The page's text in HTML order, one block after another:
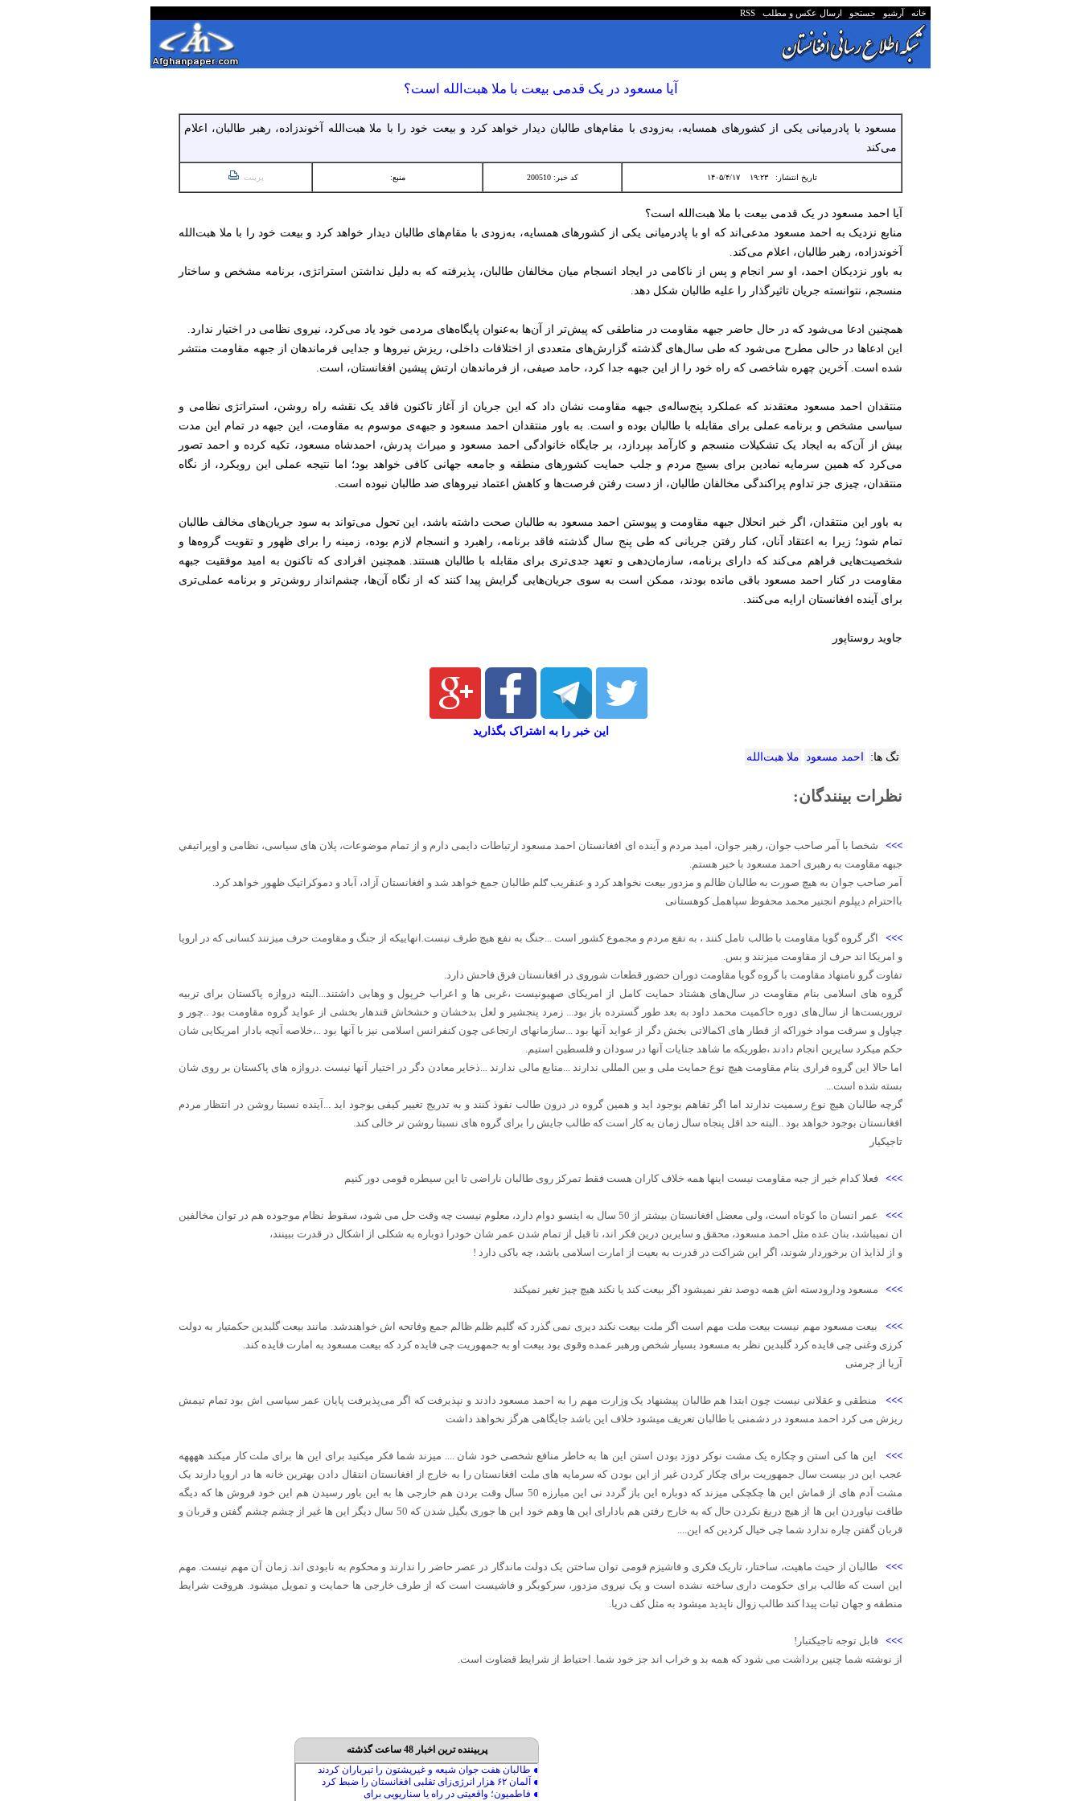
خانه آرشیو جستجو ارسال عکس و مطلب RSS
آیا مسعود در یک قدمی بیعت با ملا هبت‌الله است؟
مسعود با پادرمیانی یکی از کشورهای همسایه، به‌زودی با مقام‌های طالبان دیدار خواهد کرد و بیعت خود را با ملا هبت‌الله آخوندزاده، رهبر طالبان، اعلام
می‌کند
تاریخ انتشار:۱۹:۲۳ ۱۴۰۵/۴/۱۷ کد خبر: 200510 منبع: پرینت
آیا احمد مسعود در یک قدمی بیعت با ملا هبت‌الله است؟
منابع نزدیک به احمد مسعود مدعی‌اند که او با پادرمیانی یکی از کشورهای همسایه، به‌زودی با مقام‌های طالبان دیدار خواهد کرد و بیعت خود را با ملا هبت‌الله
آخوندزاده، رهبر طالبان، اعلام می‌کند.
به باور نزدیکان احمد، او سر انجام و پس از ناکامی در ایجاد انسجام میان مخالفان طالبان، پذیرفته که به دلیل نداشتن استراتژی، برنامه مشخص و ساختار
منسجم، نتوانسته جریان تاثیرگذار را علیه طالبان شکل دهد.
همچنین ادعا می‌شود که در حال حاضر جبهه مقاومت در مناطقی که پیش‌تر از آن‌ها به‌عنوان پایگاه‌های مردمی خود یاد می‌کرد، نیروی نظامی در اختیار ندارد.
این ادعاها در حالی مطرح می‌شود که طی سال‌های گذشته گزارش‌های متعددی از اختلافات داخلی، ریزش نیروها و جدایی فرماندهان از جبهه مقاومت منتشر
شده است. آخرین چهره شاخصی که راه خود را از این جبهه جدا کرد، حامد صیفی، از فرماندهان ارتش پیشین افغانستان، است.
منتقدان احمد مسعود معتقدند که عملکرد پنج‌ساله‌‌ی جبهه مقاومت نشان داد که این جریان از آغاز تاکنون فاقد یک نقشه راه روشن، استراتژی نظامی و
سیاسی مشخص و برنامه عملی برای مقابله با طالبان بوده و است. به باور منتقدان احمد مسعود و جبهه‌ی موسوم به مقاومت، این جبهه در تمام این مدت
بیش از آن‌که به ایجاد یک تشکیلات منسجم و کارآمد بپردازد، بر جایگاه خانوادگی احمد مسعود و میراث پدرش، احمدشاه مسعود، تکیه کرده و احمد تصور
می‌کرد که همین سرمایه نمادین برای بسیج مردم و جلب حمایت کشورهای منطقه و جامعه جهانی کافی خواهد بود؛ اما نتیجه عملی این رویکرد، از نگاه
منتقدان، چیزی جز تداوم پراکندگی مخالفان طالبان، از دست رفتن فرصت‌ها و کاهش اعتماد نیروهای ضد طالبان نبوده است.
به باور این منتقدان، اگر خبر انحلال جبهه مقاومت و پیوستن احمد مسعود به طالبان صحت داشته باشد، این تحول می‌تواند به سود جریان‌های مخالف طالبان
تمام شود؛ زیرا به اعتقاد آنان، کنار رفتن جریانی که طی پنج سال گذشته فاقد برنامه، راهبرد و انسجام لازم بوده، زمینه را برای ظهور و تقویت گروه‌ها و
شخصیت‌هایی فراهم می‌کند که دارای برنامه، سازمان‌دهی و تعهد جدی‌تری برای مقابله با طالبان هستند. همچنین افرادی که تاکنون به امید موفقیت جبهه
مقاومت در کنار احمد مسعود باقی مانده بودند، ممکن است به سوی جریان‌هایی گرایش پیدا کنند که از نگاه آن‌ها، چشم‌انداز روشن‌تر و برنامه عملی‌تری
برای آینده افغانستان ارایه می‌کنند.
جاوید روستاپور
این خبر را به اشتراک بگذارید
تگ ها: احمد مسعود ملا هبت‌الله
نظرات بینندگان:
>>> شخصا با آمر صاحب جوان، رهبر جوان، امید مردم و آینده ای افغانستان احمد مسعود ارتباطات دایمی دارم و از تمام موضوعات، پلان های سیاسی، نظامی و اوپراتیفي
جبهه مقاومت به رهبری احمد مسعود با خبر هستم.
آمر صاحب جوان به هیچ صورت به طالبان ظالم و مزدور بیعت نخواهد کرد و عنقریب ګلم طالبان جمع خواهد شد و افغانستان آزاد، آباد و دموکراتیک ظهور خواهد کرد.
بااحترام دیپلوم انجنیر محمد محفوظ سپاهمل کوهستانی
>>> اگر گروه گویا مقاومت با طالب تامل کنند ، به نفع مردم و مجموع کشور است ...جنگ به نفع هیچ طرف نیست.انهاییکه از جنگ و مقاومت حرف میزنند کسانی که در اروپا
و امریکا اند حرف از مقاومت میزنند و بس.
تفاوت گرو نامنهاد مقاومت با گروه گویا مقاومت دوران حضور قطعات شوروی در افغانستان فرق فاحش دارد.
گروه های اسلامی بنام مقاومت در سال‌های هشتاد حمایت کامل از امریکای صهیونیست ،غربی ها و اعراب خرپول و وهابی داشتند...البته دروازه پاکستان برای تربیه
تروریست‌ها از سال‌های دوره حاکمیت محمد داود به بعد طور گسترده باز بود... زمرد پنجشیر و لعل بدخشان و خشخاش قندهار بخشی از عواید گروه مقاومت بود ..چور و
چپاول و سرقت مواد خوراکه از قطار های اکمالاتی بخش دگر از عواید آنها بود ...سازمانهای ارتجاعی چون کنفرانس اسلامی نیز با آنها بود ..،خلاصه آنچه بادار امریکایی شان
حکم میکرد سایرین انجام دادند ،طوریکه ما شاهد جنایات آنها در سودان و فلسطین استیم.
اما حالا این گروه فراری بنام مقاومت هیچ نوع حمایت ملی و بین المللی ندارند ...منابع مالی ندارند ...ذخایر معادن دگر در اختیار آنها نیست .دروازه های پاکستان بر روی شان
بسته شده است...
گرچه طالبان هیچ نوع رسمیت ندارند اما اگر تفاهم بوجود اید و همین گروه در درون طالب نفوذ کنند و به تدریج تغییر کیفی بوجود اید ...آینده نسبتا روشن در انتظار مردم
افغانستان بوجود خواهد بود ..البته حد اقل پنجاه سال زمان به کار است که طالب جایش را برای گروه های نسبتا روشن تر خالی کند.
تاجیکیار
>>> فعلا کدام خیر از جبه مقاومت نیست اینها همه خلاف کاران هست فقط تمرکز روی طالبان ناراضی تا این سیطره قومی دور کنیم
>>>
عمر انسان ها کوتاه است، ولی معضل افغانستان بیشتر از 50 سال به اینسو دوام دارد، معلوم نیست چه وقت حل می شود، سقوط نظام موجوده هم در توان مخالفین
ان نمیباشد، بنان عده مثل احمد مسعود، محقق و سایرین درین فکر اند، تا قبل از تمام شدن عمر شان خودرا دوباره به شکلی از اشکال در قدرت ببینند،
و از لذایذ ان برخوردار شوند، اگر این شراکت در قدرت به بعیت از امارت اسلامی باشد، چه باکی دارد !
>>> مسعود ودارودسته اش همه دوصد نفر نمیشود اگر بیعت کند یا نکند هیچ چیز تغیر نمیکند
>>> بیعت مسعود مهم نیست بیعت ملت مهم است اگر ملت بیعت نکند دیری نمی گذرد که گلیم ظلم ظالم جمع وفاتحه اش خواهندشد. مانند بیعت گلبدین حکمتیار به دولت
کرزی وغنی چی فایده کرد گلبدین نظر به مسعود بسیار شخص ورهبر عمده وقوی بود بیعت او به جمهوریت چی فایده کرد که بیعت مسعود به امارت فایده کند.
آریا از جرمنی
>>> منطقی و عقلانی نیست چون ابتدا هم طالبان پیشنهاد یک وزارت مهم را به احمد مسعود دادند و نپذیرفت که اگر می‌پذیرفت پایان عمر سیاسی اش بود تمام تیمش
ریزش می کرد احمد مسعود در دشمنی با طالبان تعریف میشود خلاف این باشد جایگاهی هرگز نخواهد داشت
>>> این ها کی استن و چکاره یک مشت نوکر دوزد بودن استن این ها به خاطر منافع شخصی خود شان .... میزند شما فکر میکنید برای این ها برای ملت کار میکند ههههه
عجب این در بیست سال جمهوریت برای چکار کردن غیر از این بودن که سرمایه های ملت افغانستان را به خارج از افغانستان انتقال دادن بهترین خانه ها در اروپا دارند یک
مشت آدم های از قماش این ها چکچکی میزند که دوباره این باز گردد نی این مبارزه 50 سال وقت بردن هم خارجی ها به این باور رسیدن هم این خود فروش ها که دیگه
طاقت نیاوردن این ها از هیچ دریغ نکردن حال که به خارج رفتن هم بادارای این ها وهم خود این ها جوری بگیل شدن که 50 سال دیگر این ها غیر از چشم چشم گفتن و قربان و
قربان گفتن چاره ندارد شما چی خیال کردین که این....
>>>طالبان از حیث ماهیت، ساختار، تاریک فکری و فاشیزم قومی توان ساختن یک دولت ماندگار در عصر حاضر را ندارند و محکوم به نابودی اند. زمان آن مهم نیست. مهم
این است که طالب برای حکومت داری ساخته نشده است و یک نیروی مزدور، سرکوبگر و فاشیست است که از طرف خارجی ها حمایت و تمویل میشود. هروقت شرایط
منطقه و جهان ثبات پیدا کند طالب زوال ناپدید میشود به مثل کف دریا.
>>> قابل توجه تاجیکتبار!
از نوشته شما چنین برداشت می شود که همه بد و خراب اند جز خود شما. احتیاط از شرایط قضاوت است.
پربیننده ترین اخبار 48 ساعت گذشته